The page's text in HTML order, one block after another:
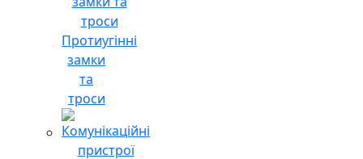
Протиугінні
замки
та
троси